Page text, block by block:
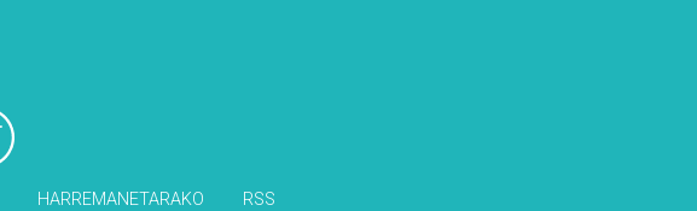
HARREMANETARAKO RSS